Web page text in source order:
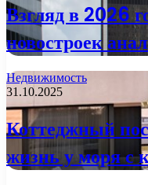
Взгляд в 2026
новостроек
Недвижимость
31.10.2025
Коттеджный
жизнь у моря с